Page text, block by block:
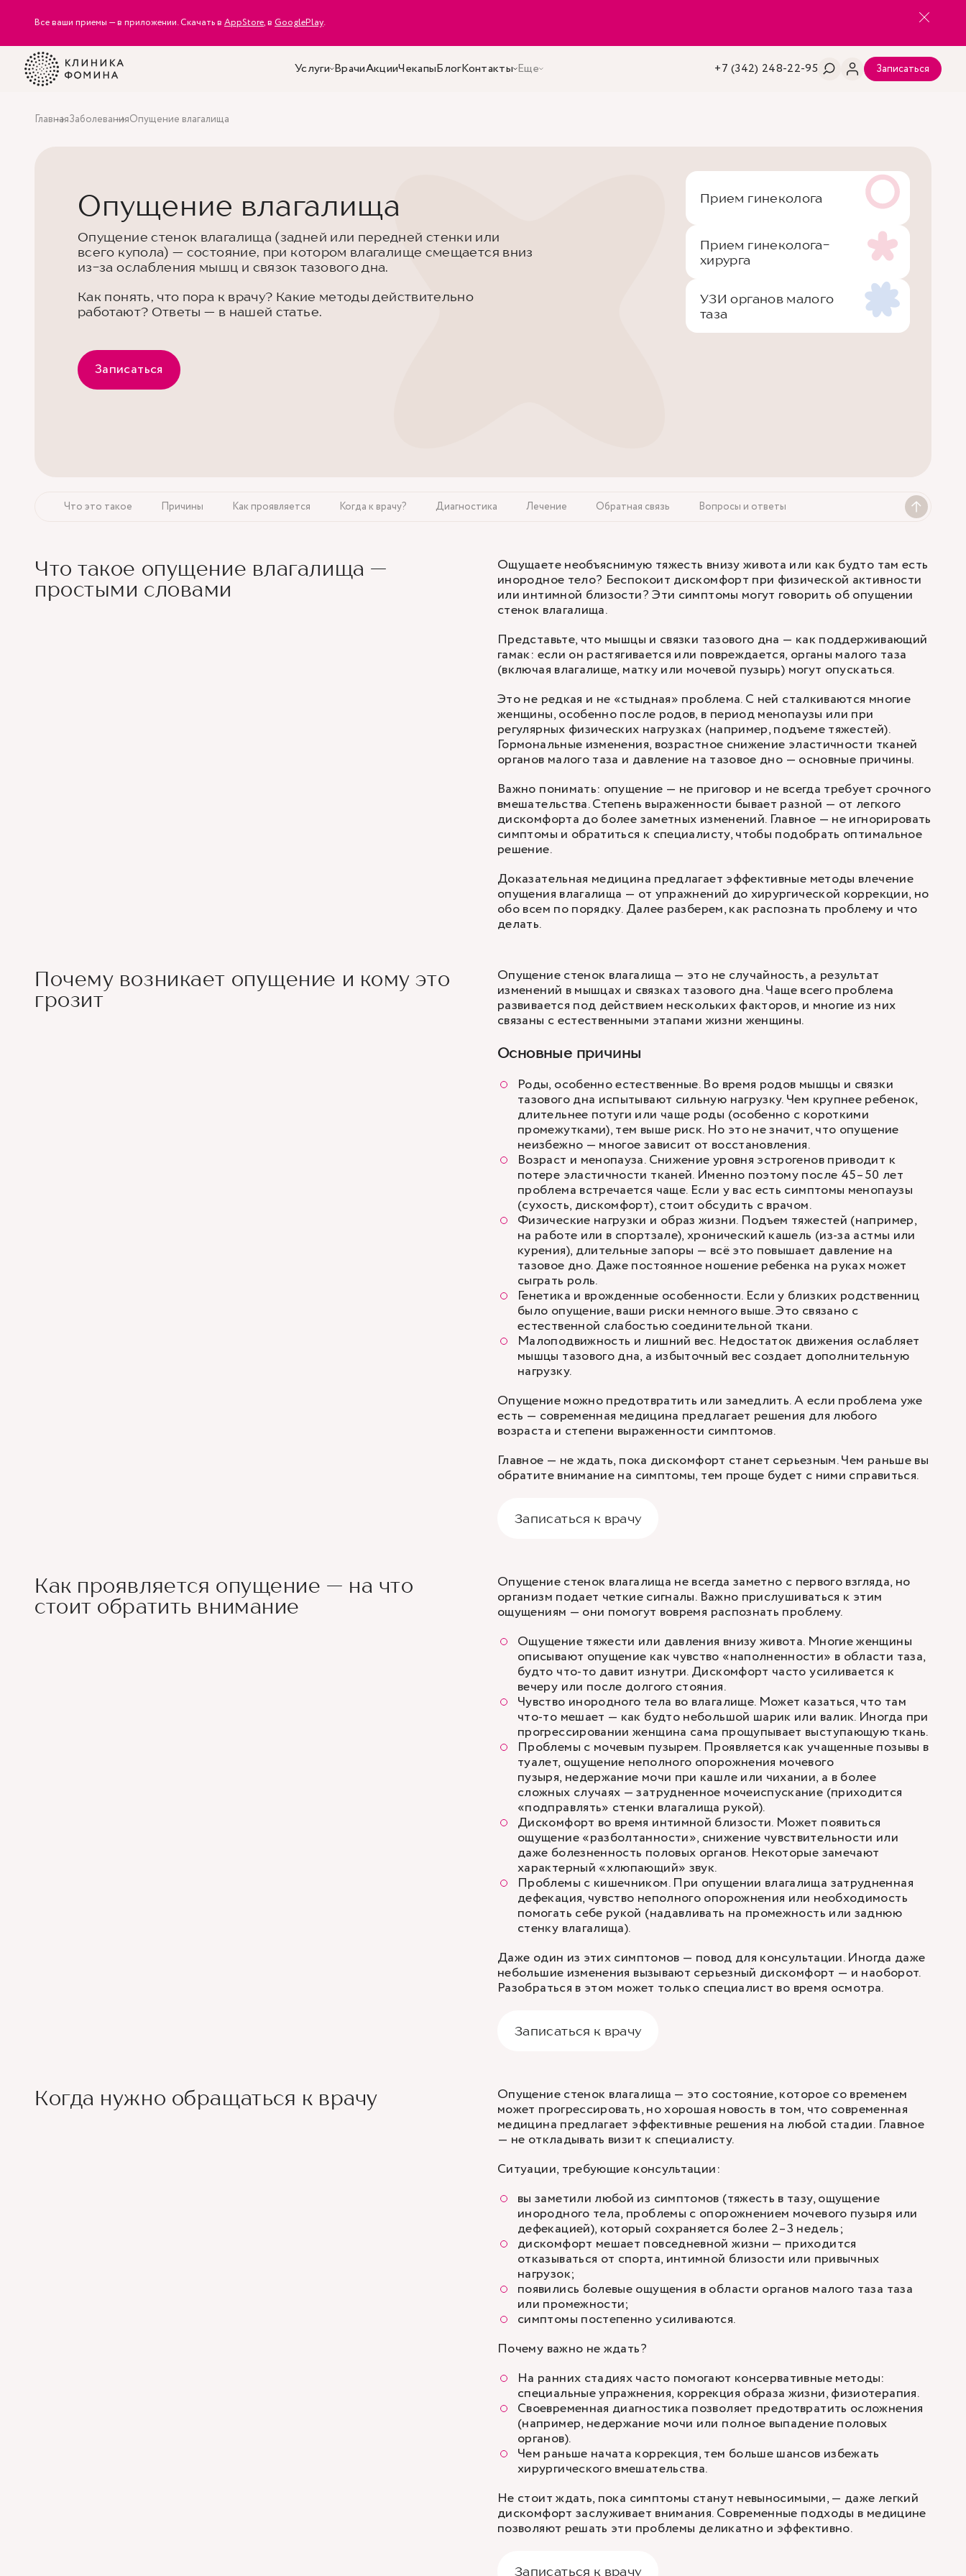
Все ваши приемы — в приложении. Скачать в AppStore, в GooglePlay.
Услуги ВрачиАкцииЧекапыБлогКонтакты Еще +7 (342) 248-22-95 Записаться
ГлавнаяЗаболеванияОпущение влагалища
Опущение влагалища
Опущение стенок влагалища (задней или передней стенки или
всего купола) — состояние, при котором влагалище смещается вниз
из-за ослабления мышц и связок тазового дна.
Как понять, что пора к врачу? Какие методы действительно
работают? Ответы — в нашей статье.
Записаться
Прием гинеколога
Прием гинеколога-
хирурга
УЗИ органов малого
таза
Что это такое Причины Как проявляется Когда к врачу? Диагностика Лечение Обратная связь Вопросы и ответы
Что такое опущение влагалища —
простыми словами
Ощущаете необъяснимую тяжесть внизу живота или как будто там есть
инородное тело? Беспокоит дискомфорт при физической активности
или интимной близости? Эти симптомы могут говорить об опущении
стенок влагалища.
Представьте, что мышцы и связки тазового дна — как поддерживающий
гамак: если он растягивается или повреждается, органы малого таза
(включая влагалище, матку или мочевой пузырь) могут опускаться.
Это не редкая и не «стыдная» проблема. С ней сталкиваются многие
женщины, особенно после родов, в периодменопаузы или при
регулярных физических нагрузках (например, подъеме тяжестей).
Гормональные изменения, возрастное снижение эластичности тканей
органов малого таза и давление на тазовое дно — основные причины.
Важно понимать: опущение — не приговор и не всегда требует срочного
вмешательства. Степень выраженности бывает разной — от легкого
дискомфорта до более заметных изменений. Главное — не игнорировать
симптомы и обратиться к специалисту, чтобы подобрать оптимальное
решение.
Доказательная медицина предлагает эффективные методы влечение
опущения влагалища — от упражнений до хирургической коррекции, но
обо всем по порядку. Далее разберем, как распознать проблему и что
делать.
Почему возникает опущение и кому это
грозит
Опущение стенок влагалища — это не случайность, а результат
изменений в мышцах и связках тазового дна. Чаще всего проблема
развивается под действием нескольких факторов, и многие из них
связаны с естественными этапами жизни женщины.
Основные причины
Роды, особенно естественные. Во время родов мышцы и связки
тазового дна испытывают сильную нагрузку. Чем крупнее ребенок,
длительнее потуги или чаще роды (особенно с короткими
промежутками), тем выше риск. Но это не значит, что опущение
неизбежно — многое зависит от восстановления.
Возраст и менопауза.Снижение уровня эстрогеновприводит к
потере эластичности тканей. Именно поэтому после 45–50 лет
проблема встречается чаще. Если у вас есть симптомы менопаузы
(сухость, дискомфорт), стоит обсудить с врачом.
Физические нагрузки и образ жизни. Подъем тяжестей (например,
на работе или в спортзале), хронический кашель (из-за астмы или
курения), длительные запоры — всё это повышает давление на
тазовое дно. Даже постоянное ношение ребенка на руках может
сыграть роль.
Генетика и врожденные особенности. Если у близких родственниц
было опущение, ваши риски немного выше. Это связано с
естественной слабостью соединительной ткани.
Малоподвижность и лишний вес. Недостаток движения ослабляет
мышцы тазового дна, а избыточный вес создает дополнительную
нагрузку.
Опущение можно предотвратить или замедлить. А если проблема уже
есть — современная медицина предлагает решения для любого
возраста и степени выраженности симптомов.
Главное — не ждать, пока дискомфорт станет серьезным. Чем раньше вы
обратите внимание на симптомы, тем проще будет с ними справиться.
Записаться к врачу
Как проявляется опущение — на что
стоит обратить внимание
Опущение стенок влагалища не всегда заметно с первого взгляда, но
организм подает четкие сигналы. Важно прислушиваться к этим
ощущениям — они помогут вовремя распознать проблему.
Ощущение тяжести или давления внизу живота. Многие женщины
описывают опущение как чувство «наполненности» в области таза,
будто что-то давит изнутри. Дискомфорт часто усиливается к
вечеру или после долгого стояния.
Чувство инородного тела во влагалище. Может казаться, что там
что-то мешает — как будто небольшой шарик или валик. Иногда при
прогрессировании женщина сама прощупывает выступающую ткань.
Проблемы с мочевым пузырем. Проявляется как учащенные позывы в
туалет, ощущение неполного опорожнения мочевого
пузыря, недержание мочи при кашле или чихании, а в более
сложных случаях — затрудненное мочеиспускание (приходится
«подправлять» стенки влагалища рукой).
Дискомфорт во время интимной близости. Может появиться
ощущение «разболтанности», снижение чувствительности или
даже болезненность половых органов. Некоторые замечают
характерный «хлюпающий» звук.
Проблемы с кишечником. При опущении влагалища затрудненная
дефекация, чувство неполного опорожнения или необходимость
помогать себе рукой (надавливать на промежность или заднюю
стенку влагалища).
Даже один из этих симптомов — повод для консультации. Иногда даже
небольшие изменения вызывают серьезный дискомфорт — и наоборот.
Разобраться в этом может только специалист во время осмотра.
Записаться к врачу
Когда нужно обращаться к врачу
Опущение стенок влагалища — это состояние, которое со временем
может прогрессировать, но хорошая новость в том, что современная
медицина предлагает эффективные решения на любой стадии. Главное
— не откладывать визит к специалисту.
Ситуации, требующие консультации:
вы заметили любой из симптомов (тяжесть в тазу, ощущение
инородного тела, проблемы с опорожнением мочевого пузыря или
дефекацией), который сохраняется более 2–3 недель;
дискомфорт мешает повседневной жизни — приходится
отказываться от спорта, интимной близости или привычных
нагрузок;
появились болевые ощущения в области органов малого таза таза
или промежности;
симптомы постепенно усиливаются.
Почему важно не ждать?
На ранних стадиях часто помогают консервативные методы:
специальные упражнения, коррекция образа жизни, физиотерапия.
Своевременная диагностика позволяет предотвратить осложнения
(например, недержание мочи или полное выпадение половых
органов).
Чем раньше начата коррекция, тем больше шансов избежать
хирургического вмешательства.
Не стоит ждать, пока симптомы станут невыносимыми, — даже легкий
дискомфорт заслуживает внимания. Современные подходы в медицине
позволяют решать эти проблемы деликатно и эффективно.
Записаться к врачу